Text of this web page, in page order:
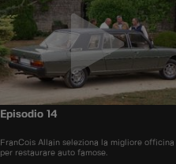
Episodio 14
FranCois Allain seleziona la migliore officina
per restaurare auto famose.